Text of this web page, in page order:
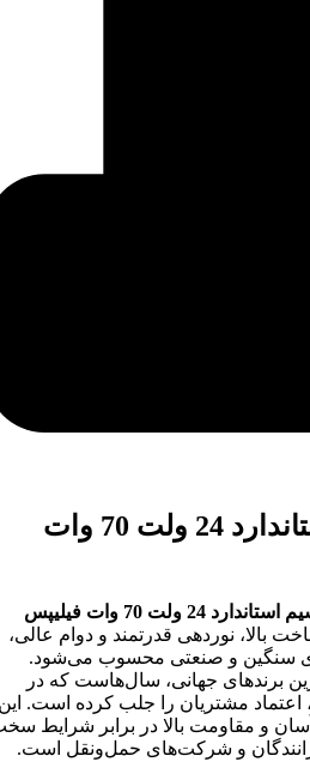
لامپ H1 بی سیم استاندارد 24 ولت 70 وات
24 ولت 70 وات فیلیپس
بالا، نوردهی قدرتمند و دوام عالی،
سنگین و صنعتی محسوب می‌شود.
برندهای جهانی، سال‌هاست که در
اعتماد مشتریان را جلب کرده است.
و مقاومت بالا در برابر شرایط
رانندگان و شرکت‌های حمل‌ونقل است.